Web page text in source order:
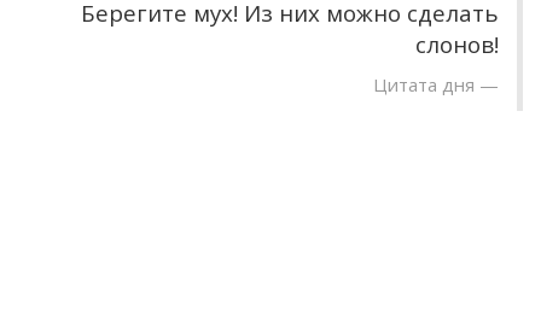
Берегите мух! Из них можно сделать
слонов!
Цитата дня